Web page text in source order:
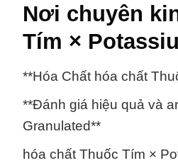
Nơi chuyên
Tím ×
**Hóa Chất hóa chất
**Đánh giá hiệu quả và
Granulated**
hóa chất Thuốc Tím ×